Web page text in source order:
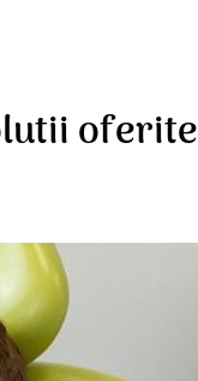
oferite